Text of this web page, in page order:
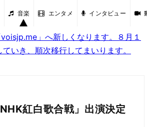
音楽 エンタメ インタビュー
」へ新しくなります。８月１
いき、順次移行してまいります。
紅白歌合戦」出演決定